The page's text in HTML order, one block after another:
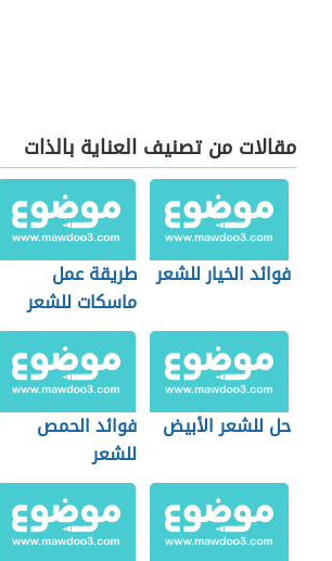
مقالات من تصنيف العناية بالذات
فوائد الخيار للشعر طريقة عمل
ماسكات للشعر
حل للشعر الأبيض
فوائد الحمص
للشعر